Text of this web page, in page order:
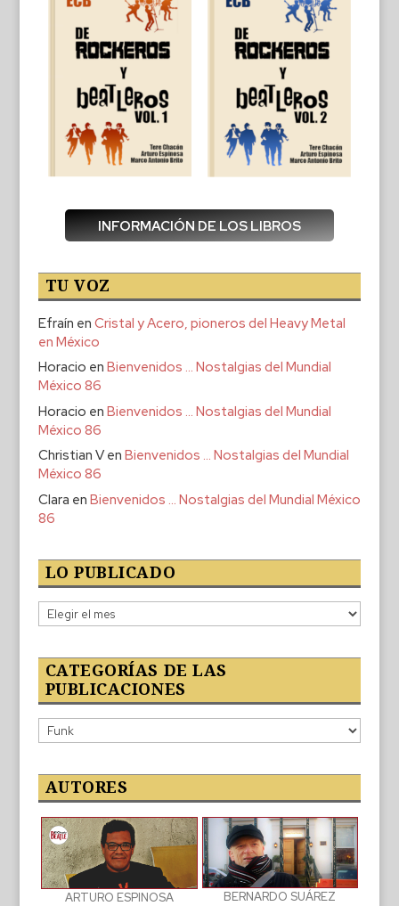
INFORMACIÓN DE LOS LIBROS
TU VOZ
Efraín en Cristal y Acero, pioneros del Heavy Metal
en México
Horacio en Bienvenidos … Nostalgias del Mundial
México 86
Horacio en Bienvenidos … Nostalgias del Mundial
México 86
Christian Ven Bienvenidos … Nostalgias del Mundial
México 86
Clara en Bienvenidos … Nostalgias del Mundial México
86
LO PUBLICADO
Lo
publicado
CATEGORÍAS DE LAS
PUBLICACIONES
Categorías
de
publicaciones
AUTORES
ARTURO ESPINOSA BERNARDO SUÁREZ